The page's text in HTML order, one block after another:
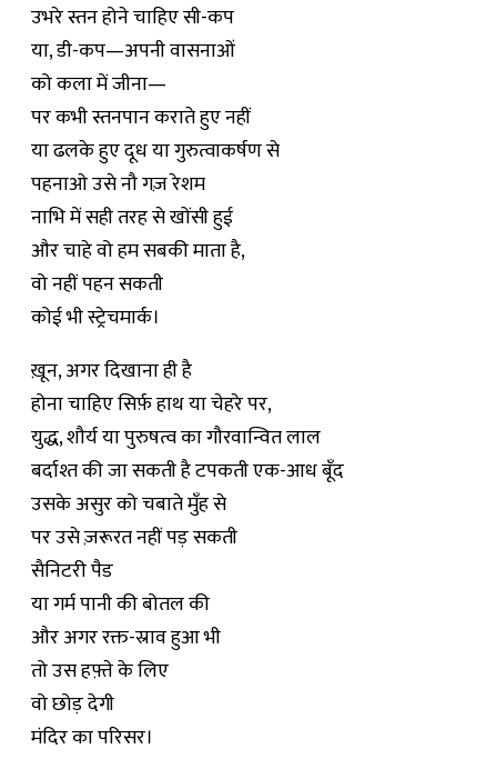
उभरे स्तन होने चाहिए सी-कप
या, डी-कप—अपनी वासनाओं
को कला में जीना—
पर कभी स्तनपान कराते हुए नहीं
या ढलके हुए दूध या गुरुत्वाकर्षण से
पहनाओ उसे नौ गज़ रेशम
नाभि में सही तरह से खोंसी हुई
और चाहे वो हम सबकी माता है,
वो नहीं पहन सकती
कोई भी स्ट्रेचमार्क।
ख़ून, अगर दिखाना ही है
होना चाहिए सिर्फ़ हाथ या चेहरे पर,
युद्ध, शौर्य या पुरुषत्व का गौरवान्वित लाल
बर्दाश्त की जा सकती है टपकती एक-आध बूँद
उसके असुर को चबाते मुँह से
पर उसे ज़रूरत नहीं पड़ सकती
सैनिटरी पैड
या गर्म पानी की बोतल की
और अगर रक्त-स्राव हुआ भी
तो उस हफ़्ते के लिए
वो छोड़ देगी
मंदिर का परिसर।